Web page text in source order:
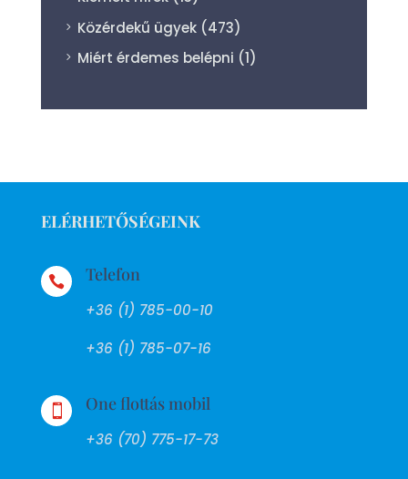
Közérdekű ügyek (473)
Miért érdemes belépni (1)
ELÉRHETŐSÉGEINK
 Telefon
+36 (1) 785-00-10
+36 (1) 785-07-16
 One flottás mobil
+36 (70) 775-17-73